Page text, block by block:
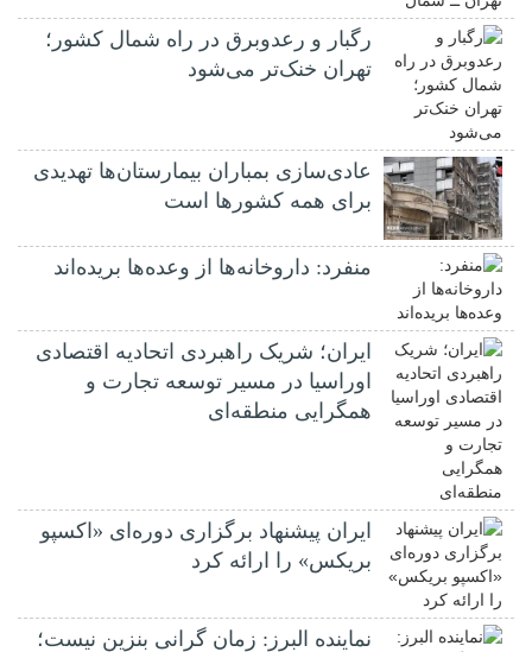
رگبار و رعدوبرق در راه شمال کشور؛
تهران خنک‌تر می‌شود
عادی‌سازی بمباران بیمارستان‌ها تهدیدی
برای همه کشورها است
منفرد: داروخانه‌ها از وعده‌ها بریده‌اند
ایران؛ شریک راهبردی اتحادیه اقتصادی
اوراسیا در مسیر توسعه تجارت و
همگرایی منطقه‌ای
ایران پیشنهاد برگزاری دوره‌ای «اکسپو
بریکس» را ارائه کرد
نماینده البرز: زمان گرانی بنزین نیست؛